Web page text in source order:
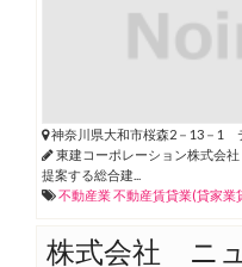
神奈川県大和市桜森2－13－1
東建コーポレーション株式会
提案する総合建...
不動産業不動産賃貸業(貸家業
株式会社 ニ